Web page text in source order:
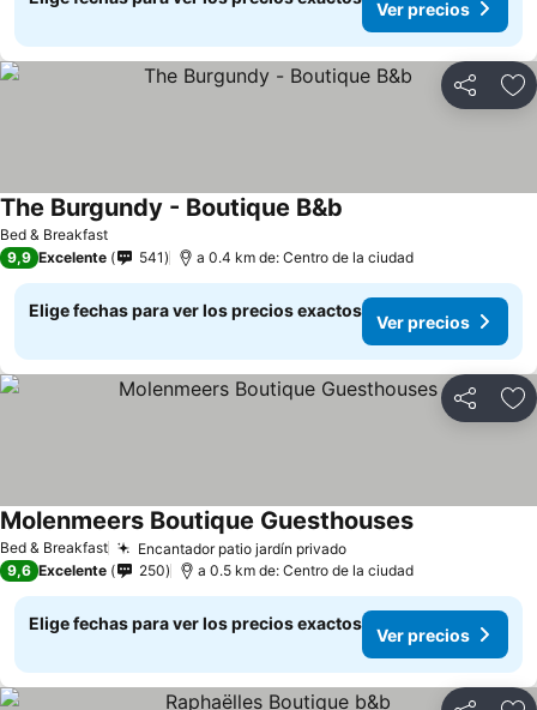
Ver precios
Compartir
Bed & Breakfast
The Burgundy - Boutique B&b
9,9 Excelente 541 a 0.4 km de: Centro de la ciudad
Elige fechas para ver los precios exactos
Ver precios
Compartir
Bed & Breakfast Encantador patio jardín privadoVer precios
Molenmeers Boutique GuesthousesVer precios
9,6 Excelente 250 a 0.5 km de: Centro de la ciudad
Elige fechas para ver los precios exactos
Ver precios